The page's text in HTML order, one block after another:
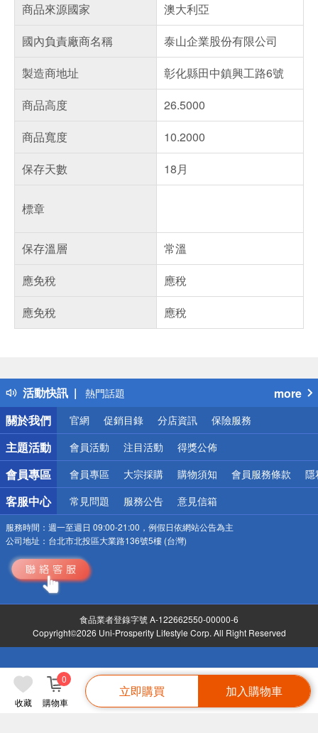
收藏 購物車
0
立即購買 加入購物車
商品來源國家
澳大利亞
國內負責廠商名稱
泰山企業股份有限公司
製造商地址
彰化縣田中鎮興工路6號
商品高度
26.5000
商品寬度
10.2000
保存天數
18月
標章
保存溫層
常溫
應免稅
應稅
應免稅
應稅
活動快訊
得獎公告
熱門話題
銀行優惠
偏遠地區配送
詐騙網頁！請小心！
more
關於我們
官網 促銷目錄 分店資訊 保險服務
主題活動 會員活動 注目活動 得獎公佈
會員專區 會員專區 大宗採購 購物須知 會員服務條款 隱
客服中心 常見問題 服務公告 意見信箱
服務時間： 週一至週日 09:00-21:00，例假日依網站公告為主
公司地址： 台北市北投區大業路136號5樓 (台灣)
食品業者登錄字號 A-122662550-00000-6
Copyright©2026 Uni-Prosperity Lifestyle Corp. All Right Reserved